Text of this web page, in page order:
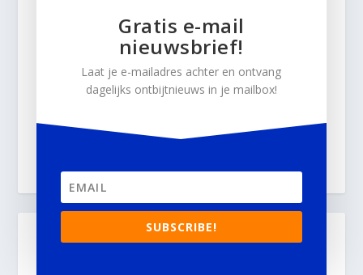
Gratis e-mail
nieuwsbrief!
Laat je e-mailadres achter en ontvang
dagelijks ontbijtnieuws in je mailbox!
SUBSCRIBE!